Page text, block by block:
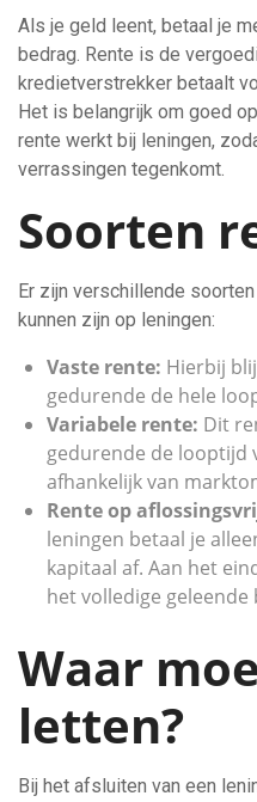
Als je geld leent, betaal je
bedrag. Rente is de
kredietverstrekker betaalt
Het is belangrijk om goed
rente werkt bij leningen,
verrassingen tegenkomt.
Soorten
Er zijn verschillende
kunnen zijn op leningen:
Vaste rente: Hierbij
gedurende de hele
Variabele rente: Dit
gedurende de looptijd
afhankelijk van
Rente op
leningen betaal je
kapitaal af. Aan het
het volledige
Waar
letten?
Bij het afsluiten van een